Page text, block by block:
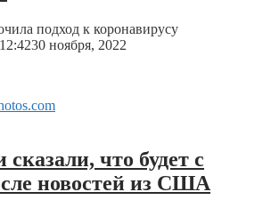
подход к коронавирусу
30 ноября, 2022
что будет с
новостей из США